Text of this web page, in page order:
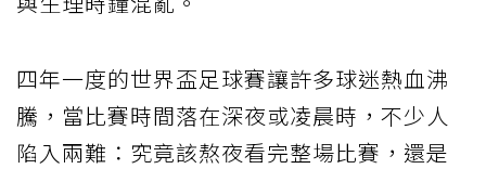
四年一度的世界盃足球賽讓許多球迷熱血沸
騰，當比賽時間落在深夜或凌晨時，不少人
陷入兩難：究竟該熬夜看完整場比賽，還是